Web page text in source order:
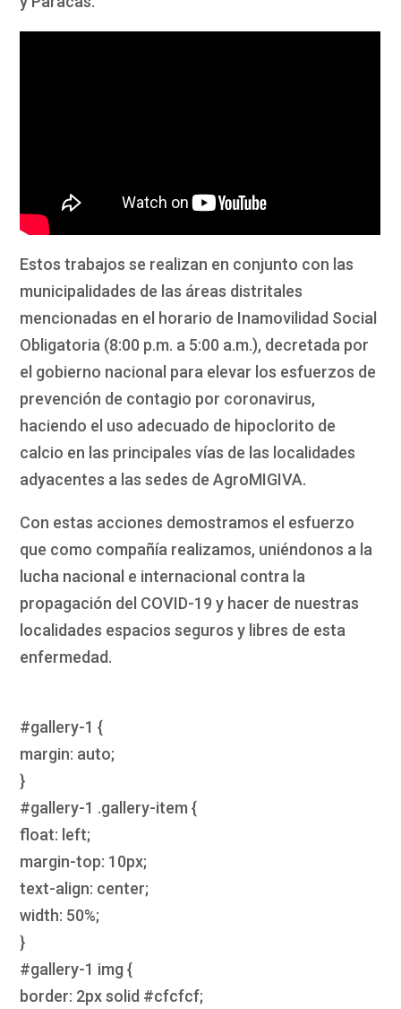
Estos trabajos se realizan en conjunto con las
municipalidades de las áreas distritales
mencionadas en el horario de Inamovilidad Social
Obligatoria (8:00 p.m. a 5:00 a.m.), decretada por
el gobierno nacional para elevar los esfuerzos de
prevención de contagio por coronavirus,
haciendo el uso adecuado de hipoclorito de
calcio en las principales vías de las localidades
adyacentes a las sedes de AgroMIGIVA.
Con estas acciones demostramos el esfuerzo
que como compañía realizamos, uniéndonos a la
lucha nacional e internacional contra la
propagación del COVID-19 y hacer de nuestras
localidades espacios seguros y libres de esta
enfermedad.
#gallery-1 {
margin: auto;
}
#gallery-1 .gallery-item {
float: left;
margin-top: 10px;
text-align: center;
width: 50%;
}
#gallery-1 img {
border: 2px solid #cfcfcf;